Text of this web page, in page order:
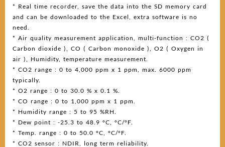
* Real time recorder, save the data into the SD memory card
and can be downloaded to the Excel, extra software is no
need.
* Air quality measurement application, multi-function : CO2 (
Carbon dioxide ), CO ( Carbon monoxide ), O2 ( Oxygen in
air ), Humidity, temperature measurement.
* CO2 range : 0 to 4,000 ppm x 1 ppm, max. 6000 ppm
typically.
* O2 range : 0 to 30.0 % x 0.1 %.
* CO range : 0 to 1,000 ppm x 1 ppm.
* Humidity range : 5 to 95 %RH.
* Dew point : -25.3 to 48.9 °C, °C/°F.
* Temp. range : 0 to 50.0 °C, °C/°F.
* CO2 sensor : NDIR, long term reliability.